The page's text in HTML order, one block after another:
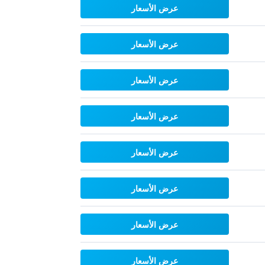
عرض الأسعار
عرض الأسعار
عرض الأسعار
عرض الأسعار
عرض الأسعار
عرض الأسعار
عرض الأسعار
عرض الأسعار